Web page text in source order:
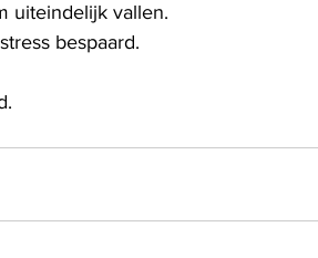
uiteindelijk vallen.
bespaard.